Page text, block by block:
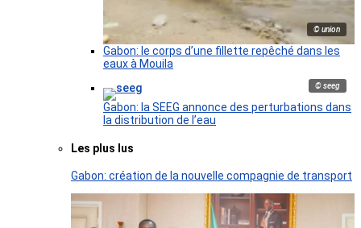
© union
Gabon: le corps d’une fillette repêché dans les
eaux à Mouila
© seeg
Gabon: la SEEG annonce des perturbations dans
la distribution de l’eau
Les plus lus
Gabon: création de la nouvelle compagnie de transport